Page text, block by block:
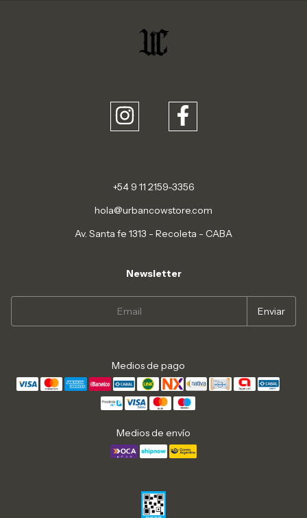
+54 9 11 2159-3356
hola@urbancowstore.com
Av. Santa fe 1313 - Recoleta - CABA
Newsletter
Medios de pago
Medios de envío